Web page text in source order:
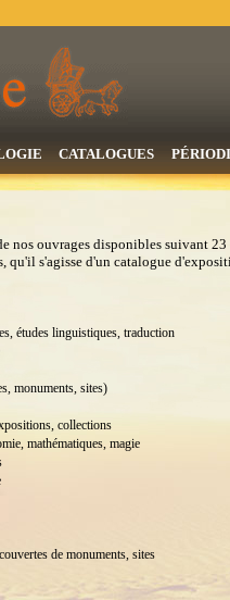
CATALOGUES
nos ouvrages disponibles suivant
qu'il s'agisse d'un catalogue
études linguistiques, traduction
monuments, sites)
collections
mathématiques, magie
de monuments, sites